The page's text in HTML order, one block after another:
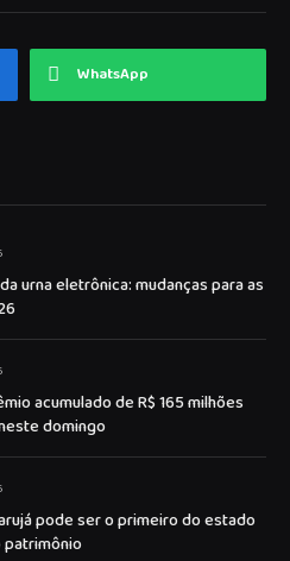
WhatsApp
urna eletrônica: mudanças para as
acumulado de R$ 165 milhões
domingo
pode ser o primeiro do estado